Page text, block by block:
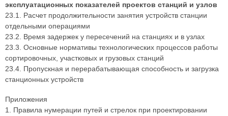
эксплуатационных показателей проектов станций и узлов
23.1. Расчет продолжительности занятия устройств станции
отдельными операциями
23.2. Время задержек у пересечений на станциях и в узлах
23.3. Основные нормативы технологических процессов работы
сортировочных, участковых и грузовых станций
23.4. Пропускная и перерабатывающая способность и загрузка
станционных устройств
Приложения
1. Правила нумерации путей и стрелок при проектировании